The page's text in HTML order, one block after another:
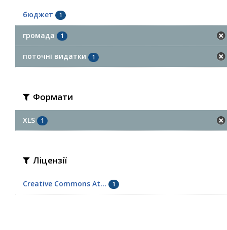
бюджет 1
громада 1
поточні видатки 1
Формати
XLS 1
Ліцензії
Creative Commons At... 1